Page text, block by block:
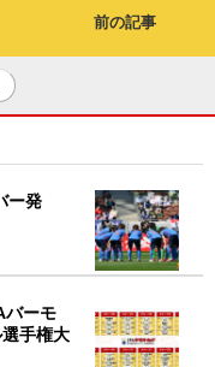
前の記事
ー発
バーモ
手権大